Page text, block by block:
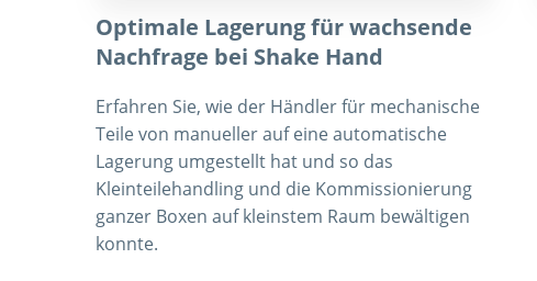
Optimale Lagerung für wachsende
Nachfrage bei Shake Hand
Erfahren Sie, wie der Händler für mechanische
Teile von manueller auf eine automatische
Lagerung umgestellt hat und so das
Kleinteilehandling und die Kommissionierung
ganzer Boxen auf kleinstem Raum bewältigen
konnte.